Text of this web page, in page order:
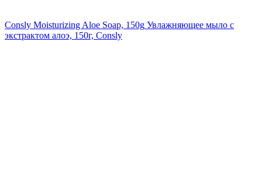
Consly Moisturizing Aloe Soap, 150g Увлажняющее мыло с
экстрактом алоэ, 150г, Consly